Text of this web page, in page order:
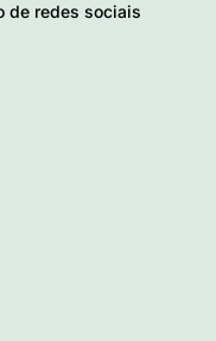
de redes sociais